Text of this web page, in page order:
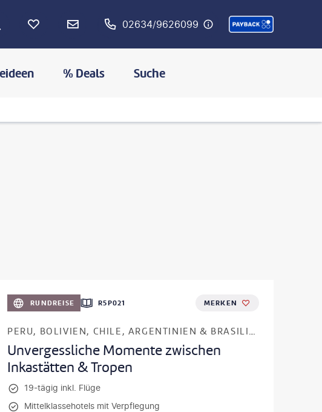
02634/9626099
% Deals Suche
RUNDREISE R5P021 MERKEN
PERU, BOLIVIEN, CHILE, ARGENTINIEN & BRASILIEN
Unvergessliche Momente zwischen
Inkastätten & Tropen
19-tägig inkl. Flüge
Mittelklassehotels mit Verpflegung